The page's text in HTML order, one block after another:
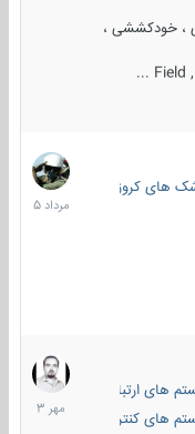
، خودکششی ،
کروز
2
مرداد
1405
های ارتباطی و جمع آوری
های کنترل آتش و تجهیزات
1
مهر
1403